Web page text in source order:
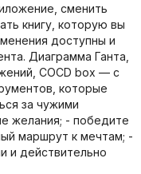
сменить
книгу, которую вы
доступны и
Диаграмма Ганта,
COCD box — с
которые
за чужими
желания; - победите
маршрут к мечтам; -
и действительно